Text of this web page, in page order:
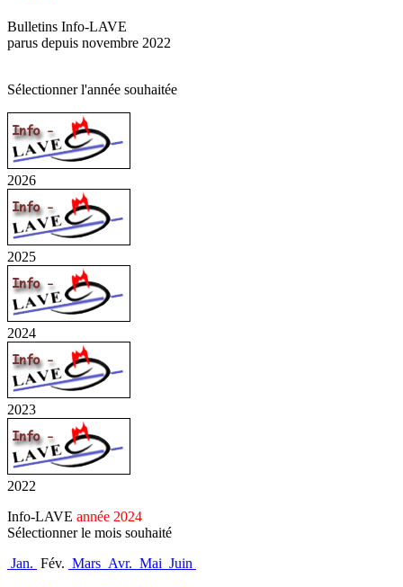
Bulletins Info-LAVE
parus depuis novembre 2022
Sélectionner l'année souhaitée
2026
2025
2024
2023
2022
Info-LAVE année 2024
Sélectionner le mois souhaité
Jan. Fév. Mars Avr. Mai Juin